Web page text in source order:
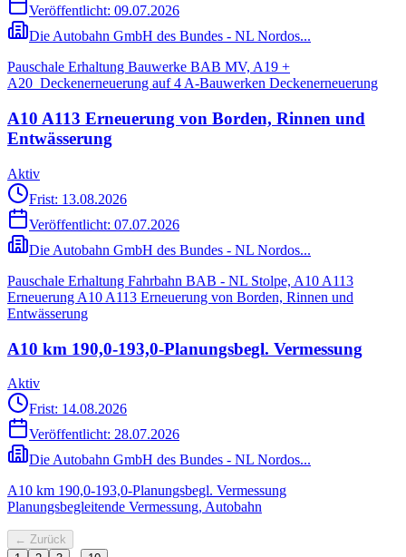
Veröffentlicht: 09.07.2026
Die Autobahn GmbH des Bundes - NL Nordos...
Pauschale Erhaltung Bauwerke BAB MV, A19 +
A20_Deckenerneuerung auf 4 A-Bauwerken Deckenerneuerung
A10 A113 Erneuerung von Borden, Rinnen und
Entwässerung
Aktiv
Frist: 13.08.2026
Veröffentlicht: 07.07.2026
Die Autobahn GmbH des Bundes - NL Nordos...
Pauschale Erhaltung Fahrbahn BAB - NL Stolpe, A10 A113
Erneuerung A10 A113 Erneuerung von Borden, Rinnen und
Entwässerung
A10 km 190,0-193,0-Planungsbegl. Vermessung
Aktiv
Frist: 14.08.2026
Veröffentlicht: 28.07.2026
Die Autobahn GmbH des Bundes - NL Nordos...
A10 km 190,0-193,0-Planungsbegl. Vermessung
Planungsbegleitende Vermessung, Autobahn
← Zurück